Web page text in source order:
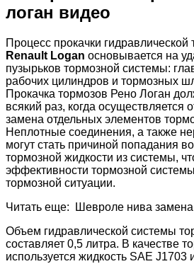
логан видео
Процесс прокачки
Renault Logan основывается на
пузырьков тормозной системы:
рабочих цилиндров и тормозных
Прокачка тормозов Рено Логан
всякий раз, когда осуществляется
замена отдельных элементов
Неплотные соединения, а также
могут стать причиной попадания
тормозной жидкости из системы,
эффективности тормозной
тормозной ситуации.
Читать еще: Шевроле нива замена
Объем гидравлической системы
составляет 0,5 литра. В качестве
используется жидкость SAE J1703